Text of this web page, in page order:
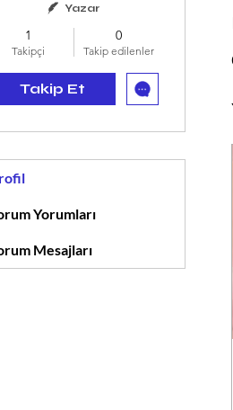
Yazar
1
Takipçi
0
Takip edilenler
Takip Et
Yorumları
Mesajları